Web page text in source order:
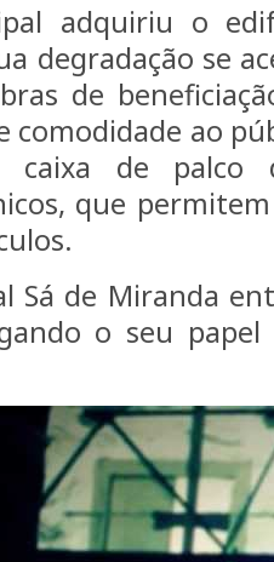
adquiriu o
degradação se
de
comodidade ao
caixa de palco
que
Sá de Miranda
o seu